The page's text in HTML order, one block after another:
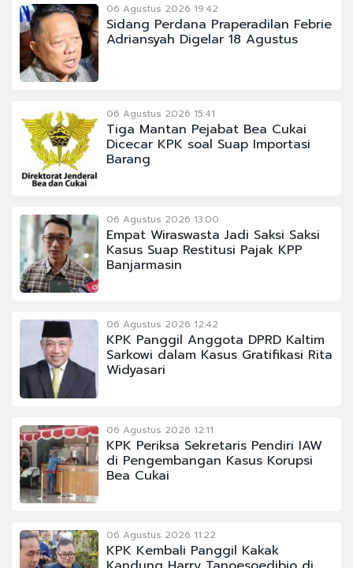
06 Agustus 2026 19:42
Sidang Perdana Praperadilan Febrie
Adriansyah Digelar 18 Agustus
06 Agustus 2026 15:41
Tiga Mantan Pejabat Bea Cukai
Dicecar KPK soal Suap Importasi
Barang
06 Agustus 2026 13:00
Empat Wiraswasta Jadi Saksi Saksi
Kasus Suap Restitusi Pajak KPP
Banjarmasin
06 Agustus 2026 12:42
KPK Panggil Anggota DPRD Kaltim
Sarkowi dalam Kasus Gratifikasi Rita
Widyasari
06 Agustus 2026 12:11
KPK Periksa Sekretaris Pendiri IAW
di Pengembangan Kasus Korupsi
Bea Cukai
06 Agustus 2026 11:22
KPK Kembali Panggil Kakak